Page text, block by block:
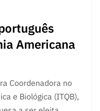
Americana
Coordenadora no
e Biológica (ITQB),